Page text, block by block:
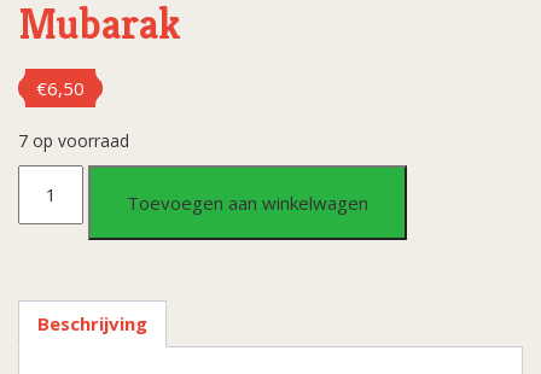
Mubarak
€6,50
7 op voorraad
Folieballonnen
Mubarak
Toevoegen aan winkelwagen
Beschrijving